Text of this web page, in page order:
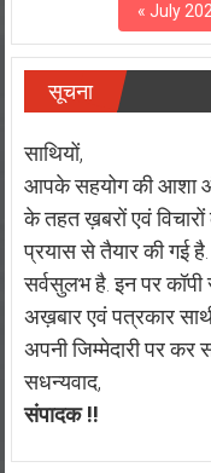
« July
सूचना
साथियों,
आपके सहयोग की आशा
के तहत ख़बरों एवं
प्रयास से तैयार की गई
सर्वसुलभ है. इन पर कॉपी
अख़बार एवं पत्रकार
अपनी जिम्मेदारी पर कर
सधन्यवाद,
संपादक !!